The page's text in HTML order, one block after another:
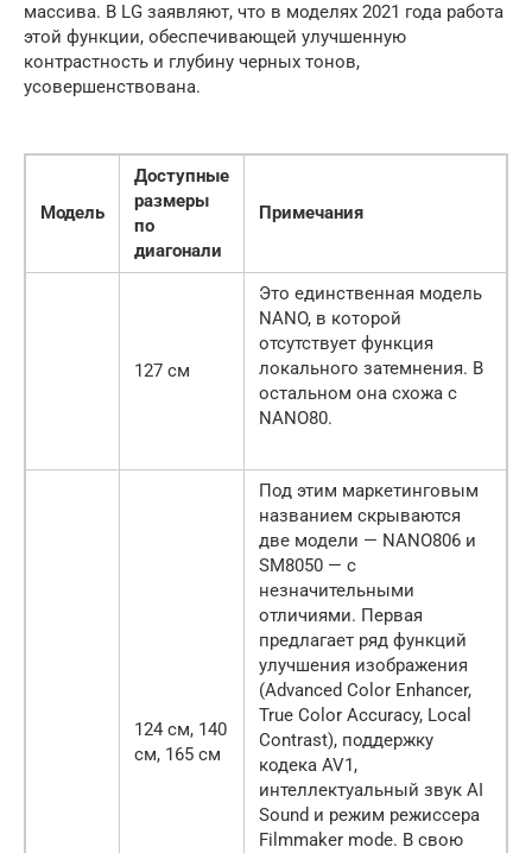
массива. В LG заявляют, что в моделях 2021 года работа
этой функции, обеспечивающей улучшенную
контрастность и глубину черных тонов,
усовершенствована.
Модель
Доступные
размеры
по
диагонали
Примечания
127 см
Это единственная модель
NANO, в которой
отсутствует функция
локального затемнения. В
остальном она схожа с
NANO80.
124 см, 140
см, 165 см
Под этим маркетинговым
названием скрываются
две модели — NANO806 и
SM8050 — с
незначительными
отличиями. Первая
предлагает ряд функций
улучшения изображения
(Advanced Color Enhancer,
True Color Accuracy, Local
Contrast), поддержку
кодека AV1,
интеллектуальный звук AI
Sound и режим режиссера
Filmmaker mode. В свою